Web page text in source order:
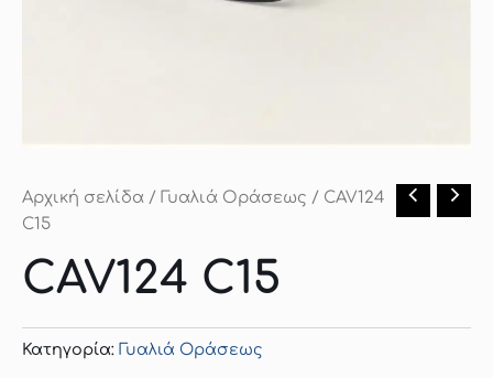
Αρχική σελίδα / Γυαλιά Οράσεως / CAV124
C15
CAV124 C15
Κατηγορία: Γυαλιά Οράσεως